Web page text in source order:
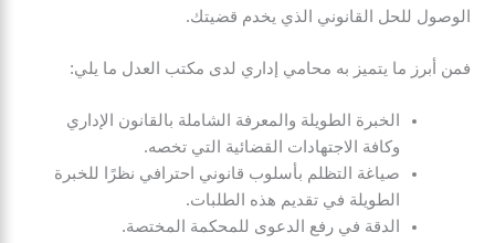
الوصول للحل القانوني الذي يخدم قضيتك.
فمن أبرز ما يتميز به محامي إداري لدى مكتب العدل ما يلي:
الخبرة الطويلة والمعرفة الشاملة بالقانون الإداري
وكافة الاجتهادات القضائية التي تخصه.
صياغة التظلم بأسلوب قانوني احترافي نظرًا للخبرة
الطويلة في تقديم هذه الطلبات.
الدقة في رفع الدعوى للمحكمة المختصة.